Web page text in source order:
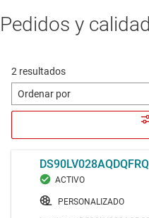
Pedidos y calidad